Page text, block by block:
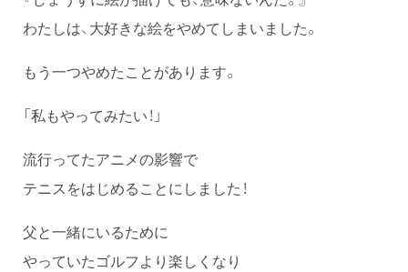
わたしは、大好きな絵をやめてしまいました。
もう一つやめたことがあります。
「私もやってみたい！」
流行ってたアニメの影響で
テニスをはじめることにしました！
父と一緒にいるために
やっていたゴルフより楽しくなり